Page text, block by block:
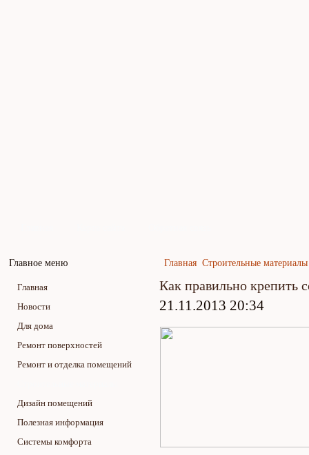
Главное меню
Главная
Новости
Для дома
Ремонт поверхностей
Ремонт и отделка помещений
Дизайн помещений
Полезная информация
Системы комфорта
Главная Строительные материалы
Как правильно крепить
21.11.2013 20:34